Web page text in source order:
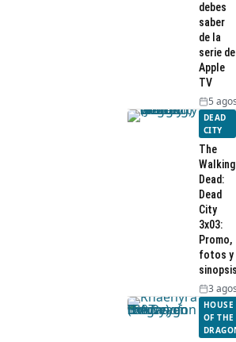
debes
saber
de la
serie de
Apple
TV
5
DEAD
CITY
The
Walking
Dead:
Dead
City
3x03:
Promo,
fotos y
3
HOUSE
OF THE